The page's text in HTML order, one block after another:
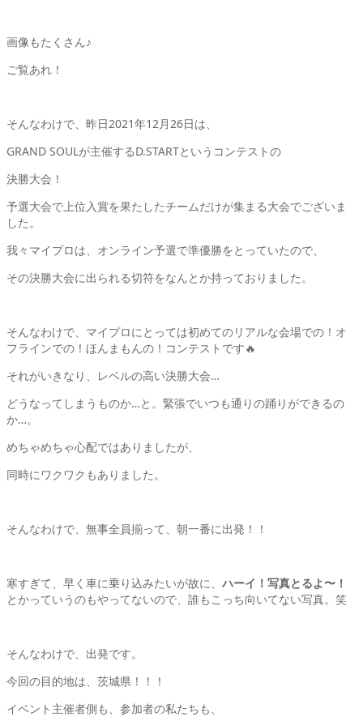
画像もたくさん♪
ご覧あれ！
そんなわけで、昨日2021年12月26日は、
GRAND SOULが主催するD.STARTというコンテストの
決勝大会！
予選大会で上位入賞を果たしたチームだけが集まる大会でございま
した。
我々マイプロは、オンライン予選で準優勝をとっていたので、
その決勝大会に出られる切符をなんとか持っておりました。
そんなわけで、マイプロにとっては初めてのリアルな会場での！オ
フラインでの！ほんまもんの！コンテストです🔥
それがいきなり、レベルの高い決勝大会…
どうなってしまうものか…と。緊張でいつも通りの踊りができるの
か…。
めちゃめちゃ心配ではありましたが、
同時にワクワクもありました。
そんなわけで、無事全員揃って、朝一番に出発！！
寒すぎて、早く車に乗り込みたいが故に、 ハーイ！写真とるよ〜！
とかっていうのもやってないので、誰もこっち向いてない写真。笑
そんなわけで、出発です。
今回の目的地は、茨城県！！！
イベント主催者側も、参加者の私たちも、